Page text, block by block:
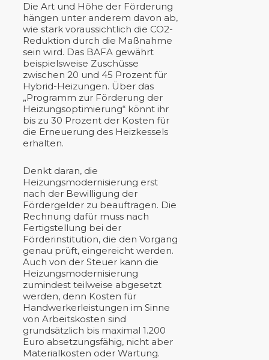
Die Art und Höhe der Förderung
hängen unter anderem davon ab,
wie stark voraussichtlich die CO2-
Reduktion durch die Maßnahme
sein wird. Das BAFA gewährt
beispielsweise Zuschüsse
zwischen 20 und 45 Prozent für
Hybrid-Heizungen. Über das
„Programm zur Förderung der
Heizungsoptimierung“ könnt ihr
bis zu 30 Prozent der Kosten für
die Erneuerung des Heizkessels
erhalten.
Denkt daran, die
Heizungsmodernisierung erst
nach der Bewilligung der
Fördergelder zu beauftragen. Die
Rechnung dafür muss nach
Fertigstellung bei der
Förderinstitution, die den Vorgang
genau prüft, eingereicht werden.
Auch von der Steuer kann die
Heizungsmodernisierung
zumindest teilweise abgesetzt
werden, denn Kosten für
Handwerkerleistungen im Sinne
von Arbeitskosten sind
grundsätzlich bis maximal 1.200
Euro absetzungsfähig, nicht aber
Materialkosten oder Wartung.